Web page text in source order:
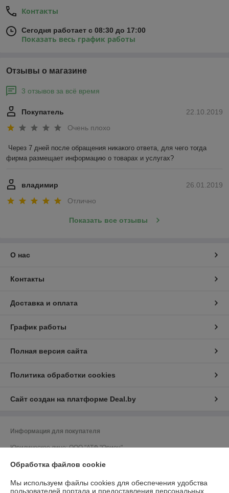
Контакты
Сегодня работает с 08:30 до 17:00
Показать весь график работы
Отзывы о магазине
3 отзывов за всё время
22.10.2019
Покупатель
Очень плохо
Через 7 дней после обращения никакого ответа, для чего тогда
фирма размещает информацию о товарах и услугах?
26.01.2019
владимир
Отлично
Показать все отзывы
О нас
Контакты
Доставка и оплата
График работы
Полная версия сайта
Политика обработки cookies
Сайт создан на платформе Deal.by
Информация для покупателя
Юридическое лицо:ООО "АТФ "Орион"
УНП: 700033502
Обработка файлов cookie
Мы используем файлы cookies для обеспечения удобства
пользователей портала и предоставления персональных